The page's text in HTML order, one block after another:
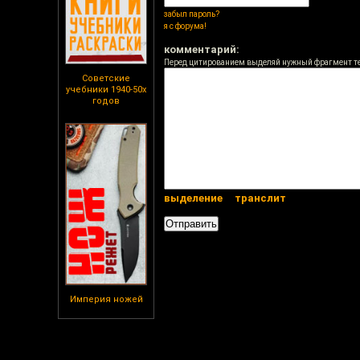
Советские
учебники 1940-50х
годов
Империя ножей
забыл пароль?
я с форума!
комментарий:
Перед цитированием выделяй нужный фрагмент
выделение транслит